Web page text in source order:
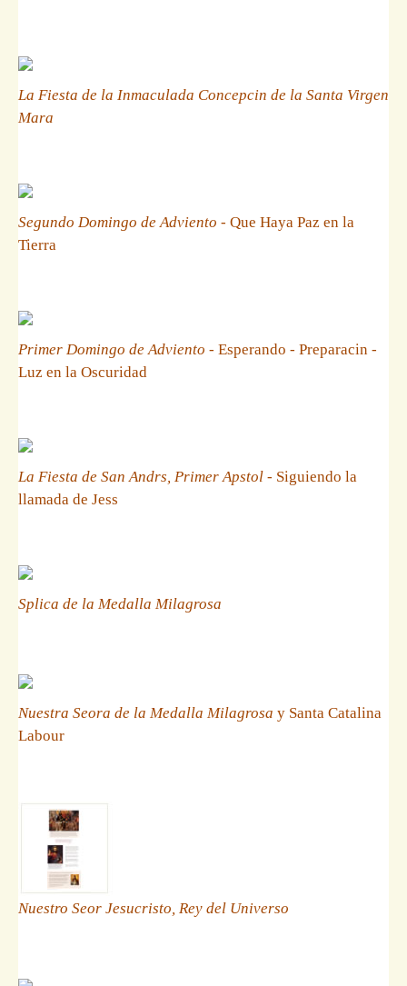
La Fiesta de la Inmaculada Concepcin de la Santa Virgen
Mara
Segundo Domingo de Adviento - Que Haya Paz en la
Tierra
Primer Domingo de Adviento - Esperando - Preparacin -
Luz en la Oscuridad
La Fiesta de San Andrs, Primer Apstol - Siguiendo la
llamada de Jess
Splica de la Medalla Milagrosa
Nuestra Seora de la Medalla Milagrosa y Santa Catalina
Labour
Nuestro Seor Jesucristo, Rey del Universo